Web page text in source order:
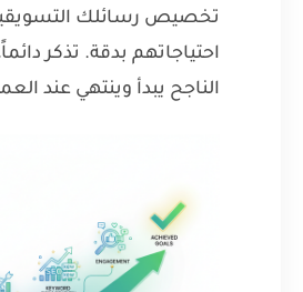
تخصيص رسائلك التسويقية
احتياجاتهم بدقة. تذكر
الناجح يبدأ وينتهي عند